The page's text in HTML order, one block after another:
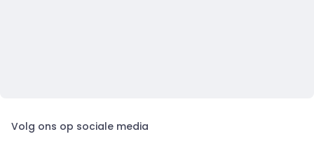
Volg ons op sociale media